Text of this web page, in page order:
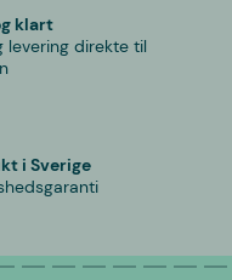
klart
levering direkte til
i Sverige